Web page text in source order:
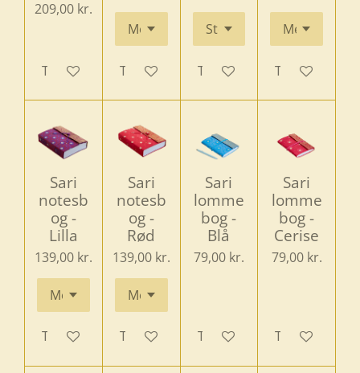
209,00 kr.
Tilføj til kurv Tilføj til kurv Tilføj til kurv Tilføj til kurv
Sari
notesb
og -
Lilla
139,00 kr.
Tilføj til kurv
Sari
notesb
og -
Rød
139,00 kr.
Tilføj til kurv
Sari
lomme
bog -
Blå
79,00 kr.
Tilføj til kurv
Sari
lomme
bog -
Cerise
79,00 kr.
Tilføj til kurv